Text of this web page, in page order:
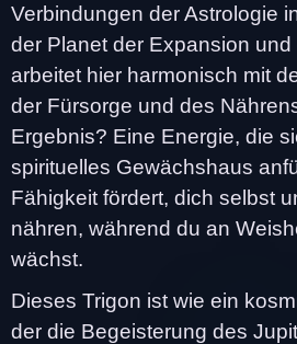
Verbindungen der Astrologie
der Planet der Expansion
arbeitet hier harmonisch mit
der Fürsorge und des
Ergebnis? Eine Energie, die
spirituelles Gewächshaus
Fähigkeit fördert, dich selbst
nähren, während du an
wächst.
Dieses Trigon ist wie ein
der die Begeisterung des